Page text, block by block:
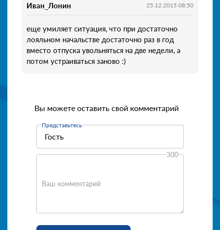
Иван_Лонин 25.12.2015 08:50
еще умиляет ситуация, что при достаточно
лояльном начальстве достаточно раз в год
вместо отпуска увольняться на две недели, а
потом устраиваться заново :)
Вы можете оставить свой комментарий
Представьтесь
Ваш комментарий
300